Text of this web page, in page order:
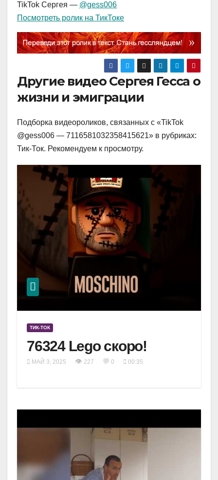
TikTok Сергея — @gess006
Посмотреть ролик на ТикТоке
Другие видео Сергея Гесса о
жизни и эмиграции
Подборка видеороликов, связанных с «TikTok
@gess006 — 7116581032358415621» в рубриках:
Тик-Ток. Рекомендуем к просмотру.
ТИК-ТОК
76324 Lego скоро!
МАЙ 3, 2025 👁 227 💬 0 00:35